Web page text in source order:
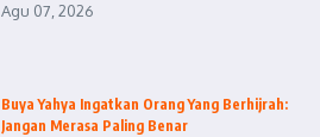
Agu 07, 2026
Buya Yahya Ingatkan Orang Yang Berhijrah:
Jangan Merasa Paling Benar